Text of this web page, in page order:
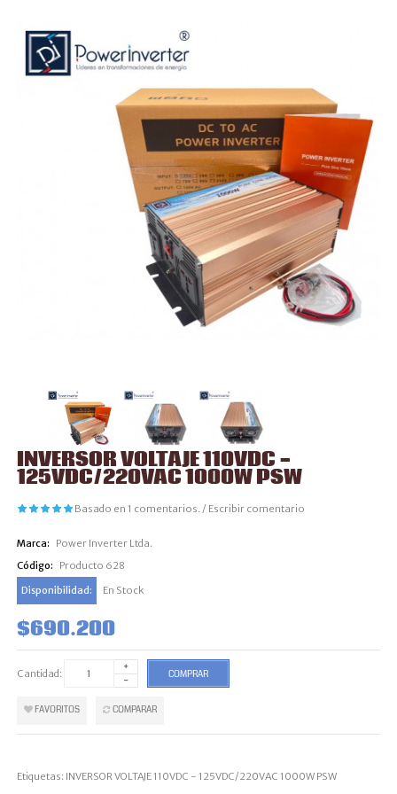
INVERSOR VOLTAJE 110VDC -
125VDC/220VAC 1000W PSW
Basado en 1 comentarios. / Escribir comentario
Marca:
Power Inverter Ltda.
Código:
Producto 628
Disponibilidad:
En Stock
$690.200
Cantidad: COMPRAR
FAVORITOS COMPARAR
Etiquetas: INVERSOR VOLTAJE 110VDC - 125VDC/220VAC 1000W PSW